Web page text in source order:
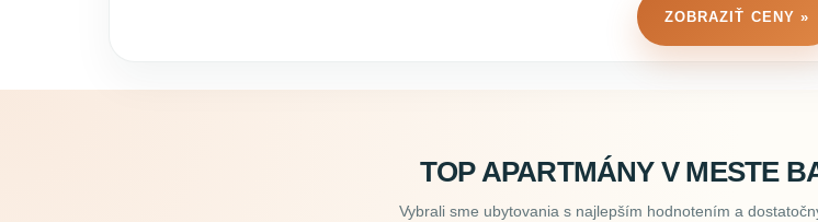
ZOBRAZIŤ CENY »
TOP APARTMÁNY V MESTE
Vybrali sme ubytovania s najlepším hodnotením a